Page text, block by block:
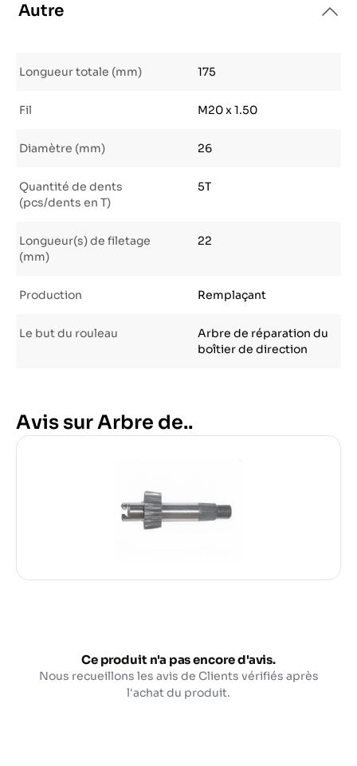
Autre
Longueur totale (mm) 175
Fil M20 x 1.50
Diamètre (mm) 26
Quantité de dents
(pcs/dents en T)
5T
Longueur(s) de filetage
(mm)
22
Production Remplaçant
Le but du rouleau
Arbre de réparation du
boîtier de direction
Avis sur Arbre de..
Ce produit n'a pas encore d'avis.
Nous recueillons les avis de Clients vérifiés après
l'achat du produit.